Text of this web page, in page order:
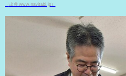
（出典 www.navitabi.jp）